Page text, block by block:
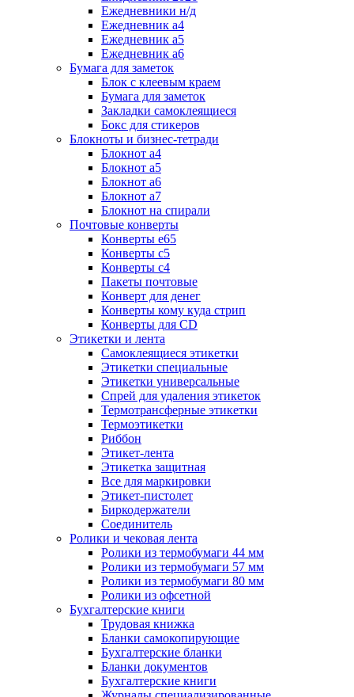
Ежедневники н/д
Ежедневник а4
Ежедневник а5
Ежедневник а6
Бумага для заметок
Блок с клеевым краем
Бумага для заметок
Закладки самоклеящиеся
Бокс для стикеров
Блокноты и бизнес-тетради
Блокнот а4
Блокнот а5
Блокнот а6
Блокнот а7
Блокнот на спирали
Почтовые конверты
Конверты е65
Конверты с5
Конверты с4
Пакеты почтовые
Конверт для денег
Конверты кому куда стрип
Конверты для CD
Этикетки и лента
Самоклеящиеся этикетки
Этикетки специальные
Этикетки универсальные
Спрей для удаления этикеток
Термотрансферные этикетки
Термоэтикетки
Риббон
Этикет-лента
Этикетка защитная
Все для маркировки
Этикет-пистолет
Биркодержатели
Соединитель
Ролики и чековая лента
Ролики из термобумаги 44 мм
Ролики из термобумаги 57 мм
Ролики из термобумаги 80 мм
Ролики из офсетной
Бухгалтерские книги
Трудовая книжка
Бланки самокопирующие
Бухгалтерские бланки
Бланки документов
Бухгалтерские книги